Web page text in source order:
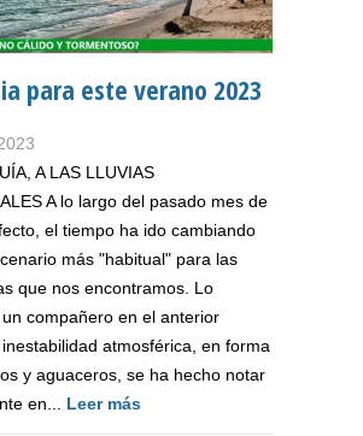
para este verano 2023
A LAS LLUVIAS
A lo largo del pasado mes de
el tiempo ha ido cambiando
más "habitual" para las
que nos encontramos. Lo
compañero en el anterior
atmosférica, en forma
y aguaceros, se ha hecho notar
en... Leer más